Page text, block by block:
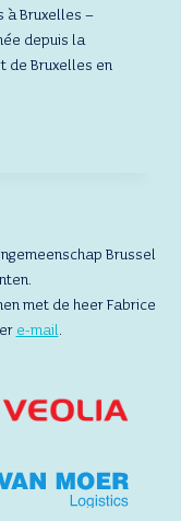
à Bruxelles –
depuis la
de Bruxelles en
Brussel
met de heer Fabrice
e-mail.